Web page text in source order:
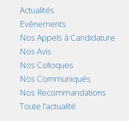
Actualités
Evénements
Nos Appels à Candidature
Nos Avis
Nos Colloques
Nos Communiqués
Nos Recommandations
Toute l'actualité